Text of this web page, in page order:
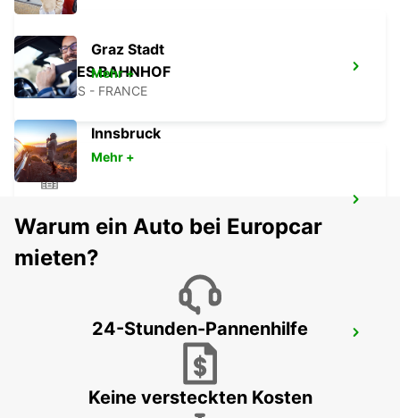
VANNES BAHNHOF
VANNES - FRANCE
VANNES - FRANCE
QUIMPER
Graz Stadt
Mehr +
Innsbruck
Mehr +
Warum ein Auto bei Europcar
mieten?
24-Stunden-Pannenhilfe
Keine versteckten Kosten